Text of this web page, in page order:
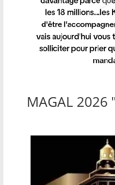
MAGAL 2026